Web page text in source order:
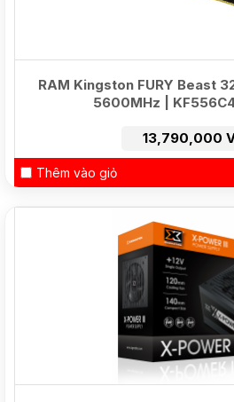
RAM Kingston FURY Beast
5600MHz |
13,790,000
Thêm vào giỏ